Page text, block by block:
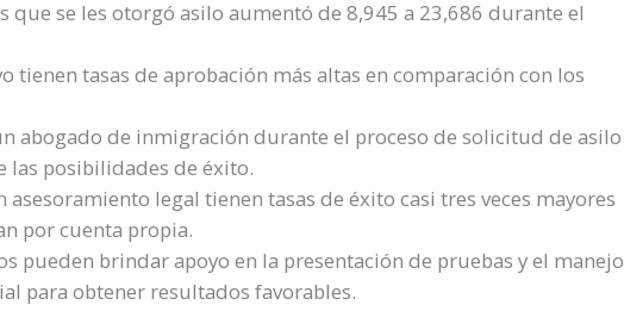
que se les otorgó asilo aumentó de 8,945 a 23,686 durante el
tienen tasas de aprobación más altas en comparación con los
abogado de inmigración durante el proceso de solicitud de asilo
las posibilidades de éxito.
legal tienen tasas de éxito casi tres veces mayores
por cuenta propia.
pueden brindar apoyo en la presentación de pruebas y el manejo
para obtener resultados favorables.